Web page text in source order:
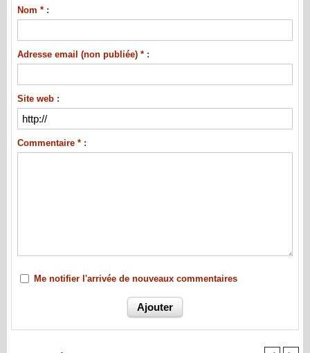
Nom * :
Adresse email (non publiée) * :
Site web :
Commentaire * :
Me notifier l'arrivée de nouveaux commentaires